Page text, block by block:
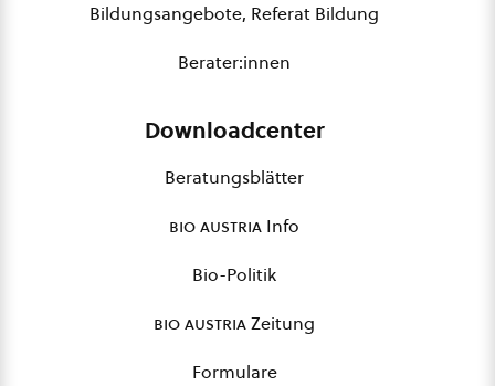
Bildungsangebote, Referat Bildung
Berater:innen
Downloadcenter
Beratungsblätter
bio austria Info
Bio-Politik
bio austriaZeitung
Formulare